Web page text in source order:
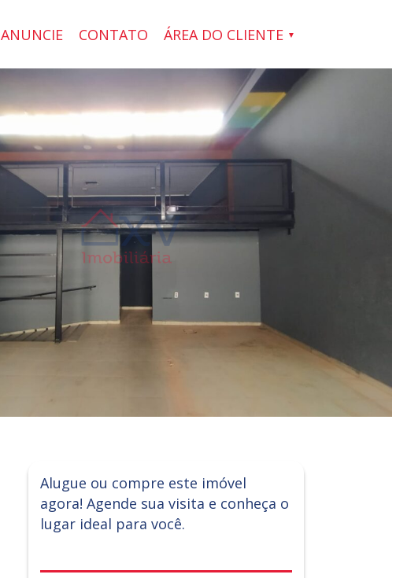
ANUNCIE CONTATO ÁREA DO CLIENTE
Alugue ou compre este imóvel
agora! Agende sua visita e conheça o
lugar ideal para você.